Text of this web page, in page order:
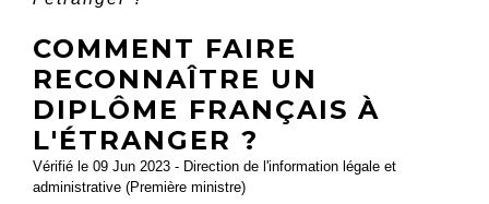
COMMENT FAIRE
RECONNAÎTRE UN
DIPLÔME FRANÇAIS À
L'ÉTRANGER ?
Vérifié le 09 Jun 2023 - Direction de l'information légale et
administrative (Première ministre)